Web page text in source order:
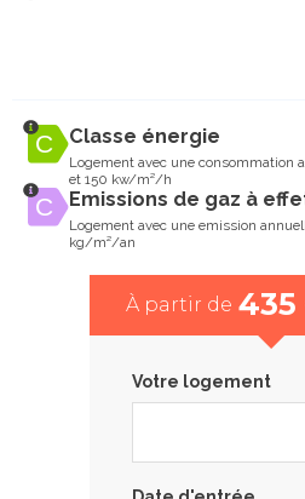
Classe énergie
Logement avec une consommation
et 150 kw/m²/h
Emissions de gaz à
Logement avec une emission
kg/m²/an
À partir de
Votre logement